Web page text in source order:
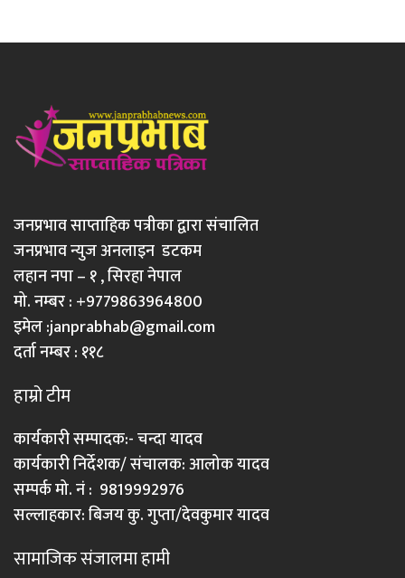
जनप्रभाव साप्ताहिक पत्रीका द्वारा संचालित
जनप्रभाव न्युज अनलाइन डटकम
लहान नपा – १ , सिरहा नेपाल
मो. नम्बर : +9779863964800
इमेल :janprabhab@gmail.com
दर्ता नम्बर : ११८
हाम्रो टीम
कार्यकारी सम्पादक:- चन्दा यादव
कार्यकारी निर्देशक/ संचालक: आलोक यादव
सम्पर्क मो. नं : 9819992976
सल्लाहकार: बिजय कु. गुप्ता/देवकुमार यादव
सामाजिक संजालमा हामी